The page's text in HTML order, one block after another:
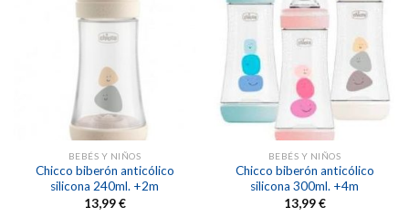
variantes.
Las
opciones
se
pueden
elegir
en
la
página
de
producto
BEBÉS Y NIÑOS
Chicco biberón anticólico
silicona 240ml. +2m
13,99€
Añadir
a la
lista de
deseos
BEBÉS Y NIÑOS
Chicco biberón anticólico
silicona 300ml. +4m
13,99€